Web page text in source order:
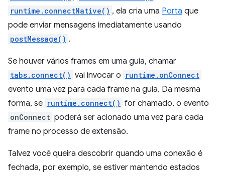
runtime.connectNative() , ela cria uma Porta que
pode enviar mensagens imediatamente usando
postMessage() .
Se houver vários frames em uma guia, chamar
tabs.connect() vai invocar o runtime.onConnect
evento uma vez para cada frame na guia. Da mesma
forma, se runtime.connect() for chamado, o evento
onConnect poderá ser acionado uma vez para cada
frame no processo de extensão.
Talvez você queira descobrir quando uma conexão é
fechada, por exemplo, se estiver mantendo estados